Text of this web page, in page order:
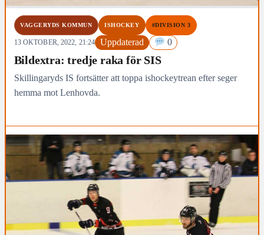
VAGGERYDS KOMMUN ISHOCKEY #DIVISION 3
13 OKTOBER, 2022, 21:24 Uppdaterad 0
Bildextra: tredje raka för SIS
Skillingaryds IS fortsätter att toppa ishockeytrean efter seger
hemma mot Lenhovda.